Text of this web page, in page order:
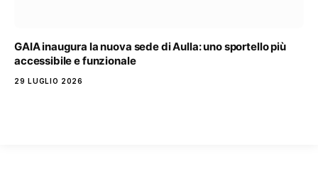
GAIA inaugura la nuova sede di Aulla: uno sportello più
accessibile e funzionale
29 LUGLIO 2026